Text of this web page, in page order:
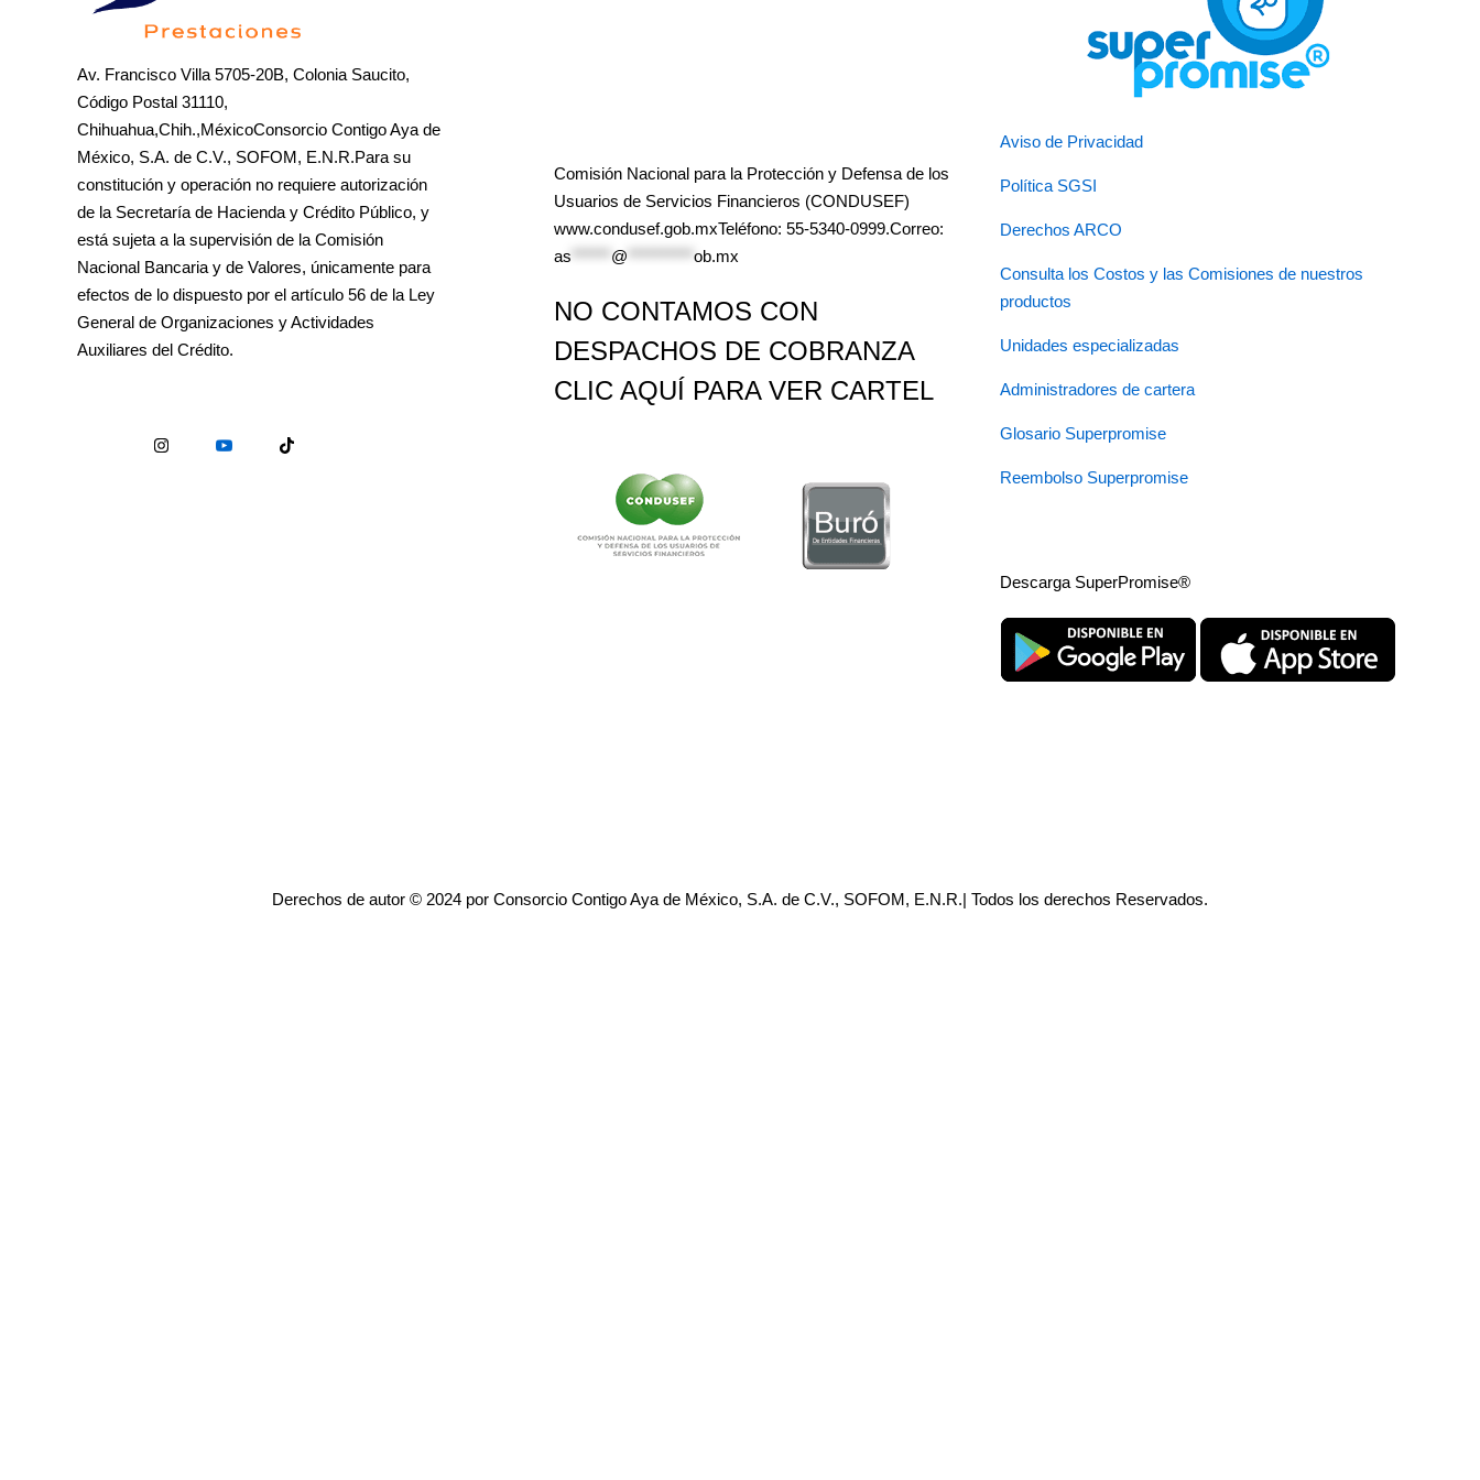
Av. Francisco Villa 5705-20B, Colonia Saucito,
Código Postal 31110,
Chihuahua,Chih.,MéxicoConsorcio Contigo Aya de
México, S.A. de C.V., SOFOM, E.N.R.Para su
constitución y operación no requiere autorización
de la Secretaría de Hacienda y Crédito Público, y
está sujeta a la supervisión de la Comisión
Nacional Bancaria y de Valores, únicamente para
efectos de lo dispuesto por el artículo 56 de la Ley
General de Organizaciones y Actividades
Auxiliares del Crédito.
Comisión Nacional para la Protección y Defensa de los
Usuarios de Servicios Financieros (CONDUSEF)
www.condusef.gob.mxTeléfono: 55-5340-0999.Correo:
as
@ ob.mx
NO CONTAMOS CON
DESPACHOS DE COBRANZA
CLIC AQUÍ PARA VER CARTEL
Aviso de Privacidad
Política SGSI
Derechos ARCO
Consulta los Costos y las Comisiones de nuestros
productos
Unidades especializadas
Administradores de cartera
Glosario Superpromise
Reembolso Superpromise
Descarga SuperPromise®
Derechos de autor © 2024 por Consorcio Contigo Aya de México, S.A. de C.V., SOFOM, E.N.R.| Todos los derechos Reservados.